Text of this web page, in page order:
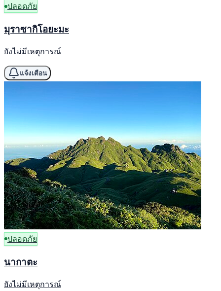
ปลอดภัย
มุราซากิโอยะมะ
ยังไม่มีเหตุการณ์
แจ้งเตือน
ปลอดภัย
นากาตะ
ยังไม่มีเหตุการณ์